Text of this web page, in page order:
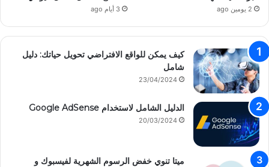
2 يومين ago 3 أيام ago
كيف يمكن للواقع الافتراضي تحويل حياتك: دليل
شامل
23/04/2024
الدليل الشامل لاستخدام Google AdSense
20/03/2024
ميتا تنوي خفض الرسوم الشهرية لفيسبوك و